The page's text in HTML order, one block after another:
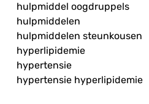
hulpmiddel oogdruppels
hulpmiddelen
hulpmiddelen steunkousen
hyperlipidemie
hypertensie
hypertensie hyperlipidemie